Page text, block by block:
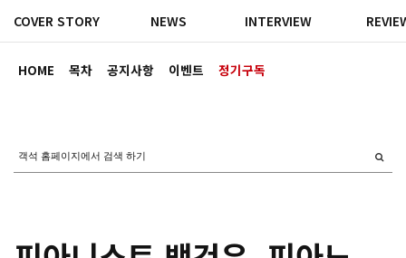
HOME 목차 공지사항 이벤트 정기구독
COVER STORY NEWS INTERVIEW